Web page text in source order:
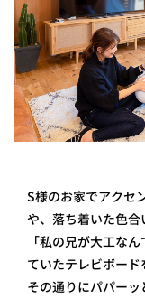
S様のお家でアクセ
や、落ち着いた色合
「私の兄が大工な
ていたテレビボード
その通りにパパー